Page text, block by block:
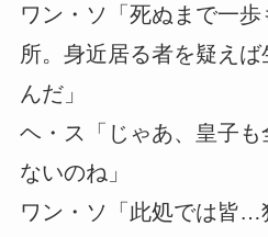
ワン・ソ「死ぬまで一
所。身近居る者を疑え
んだ」
ヘ・ス「じゃあ、皇子
ないのね」
ワン・ソ「此処では皆…